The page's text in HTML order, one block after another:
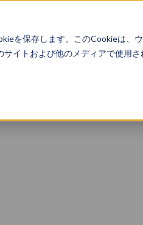
を保存します。このCookieは、
イトおよび他のメディアで使用
About